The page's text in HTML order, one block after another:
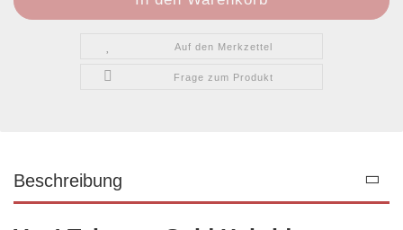
Auf den Merkzettel
Frage zum Produkt
Beschreibung